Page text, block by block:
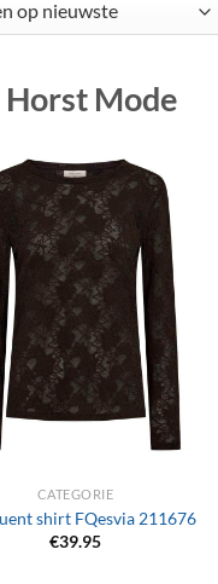
Horst Mode
CATEGORIE
shirt FQesvia 211676
€39.95